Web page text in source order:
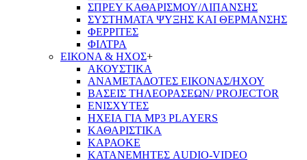
ΣΠΡΕΥ ΚΑΘΑΡΙΣΜΟΥ/ΛΙΠΑΝΣΗΣ
ΣΥΣΤΗΜΑΤΑ ΨΥΞΗΣ ΚΑΙ ΘΕΡΜΑΝΣΗΣ
ΦΕΡΡΙΤΕΣ
ΦΙΛΤΡΑ
ΕΙΚΟΝΑ & ΗΧΟΣ+
ΑΚΟΥΣΤΙΚΑ
ΑΝΑΜΕΤΑΔΟΤΕΣ ΕΙΚΟΝΑΣ/ΗΧΟΥ
ΒΑΣΕΙΣ ΤΗΛΕOΡΑΣΕΩΝ/ PROJECTOR
ΕΝΙΣΧΥΤΕΣ
ΗΧΕΙΑ ΓΙΑ MP3 PLAYERS
ΚΑΘΑΡΙΣΤΙΚΑ
ΚΑΡΑΟΚΕ
ΚΑΤΑΝΕΜΗΤΕΣ AUDIO-VIDEO